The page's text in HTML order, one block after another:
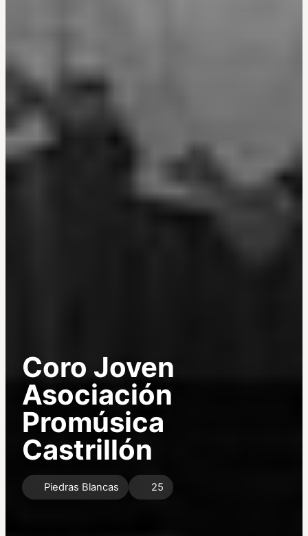
Coro Joven
Asociación
Promúsica
Castrillón
Piedras Blancas 25